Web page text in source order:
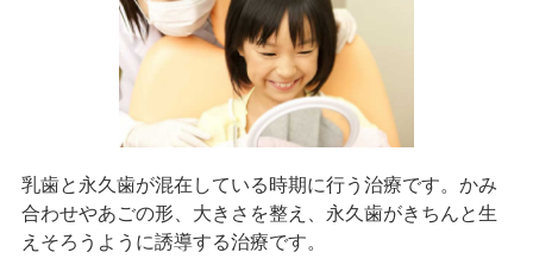
乳歯と永久歯が混在している時期に行う治療です。かみ
合わせやあごの形、大きさを整え、永久歯がきちんと生
えそろうように誘導する治療です。